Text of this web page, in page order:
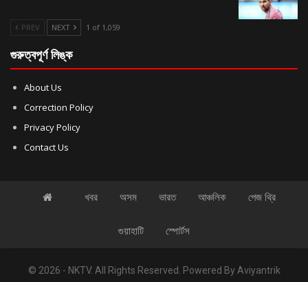
PREV NEXT 1 of 1,059
গুরুত্বপূর্ণ লিঙ্ক
About Us
Correction Policy
Privacy Policy
Contact Us
খবর অসম ভারত আঞ্চলিক পেজ থ্রি
গুয়াহাটি স্পোর্টস
© 2026 - NKTV. All Rights Reserved. Powered By Aviyantrik